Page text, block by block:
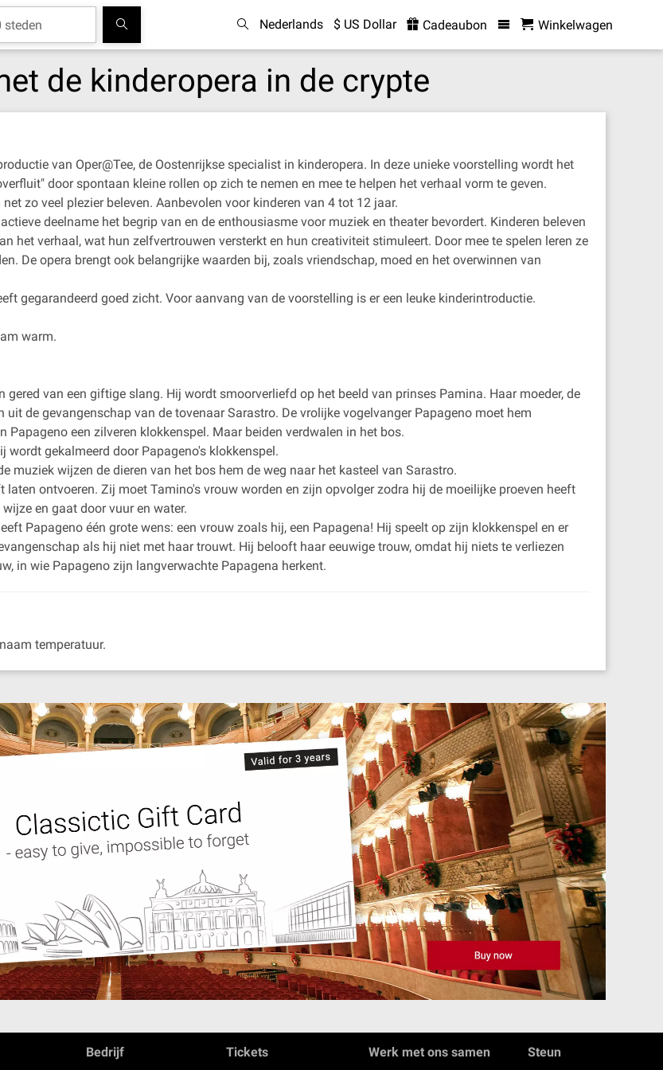
Nederlands $ US Dollar Cadeaubon Winkelwagen
de kinderopera in de crypte
van Oper@Tee, de Oostenrijkse specialist in kinderopera. In deze unieke voorstelling wordt het
door spontaan kleine rollen op zich te nemen en mee te helpen het verhaal vorm te geven.
zo veel plezier beleven. Aanbevolen voor kinderen van 4 tot 12 jaar.
deelname het begrip van en de enthousiasme voor muziek en theater bevordert. Kinderen beleven
het verhaal, wat hun zelfvertrouwen versterkt en hun creativiteit stimuleert. Door mee te spelen leren ze
De opera brengt ook belangrijke waarden bij, zoals vriendschap, moed en het overwinnen van
gegarandeerd goed zicht. Voor aanvang van de voorstelling is er een leuke kinderintroductie.
warm.
van een giftige slang. Hij wordt smoorverliefd op het beeld van prinses Pamina. Haar moeder, de
de gevangenschap van de tovenaar Sarastro. De vrolijke vogelvanger Papageno moet hem
een zilveren klokkenspel. Maar beiden verdwalen in het bos.
gekalmeerd door Papageno's klokkenspel.
muziek wijzen de dieren van het bos hem de weg naar het kasteel van Sarastro.
ontvoeren. Zij moet Tamino's vrouw worden en zijn opvolger zodra hij de moeilijke proeven heeft
en gaat door vuur en water.
Papageno één grote wens: een vrouw zoals hij, een Papagena! Hij speelt op zijn klokkenspel en er
als hij niet met haar trouwt. Hij belooft haar eeuwige trouw, omdat hij niets te verliezen
in wie Papageno zijn langverwachte Papagena herkent.
temperatuur.
Bedrijf Tickets Werk met ons samen Steun